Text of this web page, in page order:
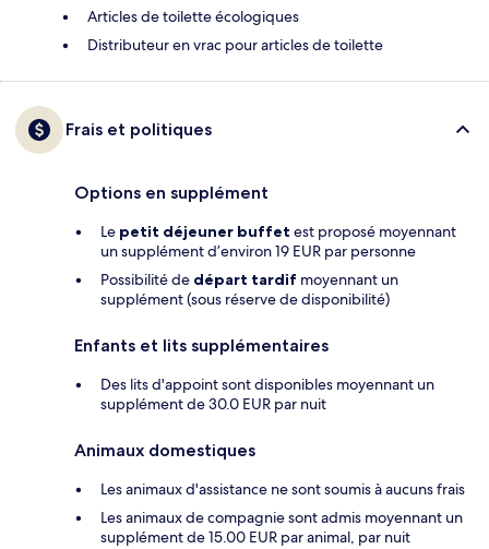
Articles de toilette écologiques
Distributeur en vrac pour articles de toilette
Frais et politiques
Options en supplément
Le petit déjeuner buffet est proposé moyennant
un supplément d’environ 19 EUR par personne
Possibilité de départ tardif moyennant un
supplément (sous réserve de disponibilité)
Enfants et lits supplémentaires
Des lits d'appoint sont disponibles moyennant un
supplément de 30.0 EUR par nuit
Animaux domestiques
Les animaux d'assistance ne sont soumis à aucuns frais
Les animaux de compagnie sont admis moyennant un
supplément de 15.00 EUR par animal, par nuit